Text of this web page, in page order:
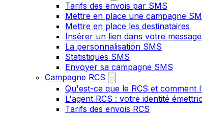
Tarifs des envois par SMS
Mettre en place une campagne
Mettre en place les destinataires
Insérer un lien dans votre message
La personnalisation SMS
Statistiques SMS
Envoyer sa campagne SMS
Campagne RCS
Qu'est-ce que le RCS et comment
L'agent RCS : votre identité
Tarifs des envois RCS